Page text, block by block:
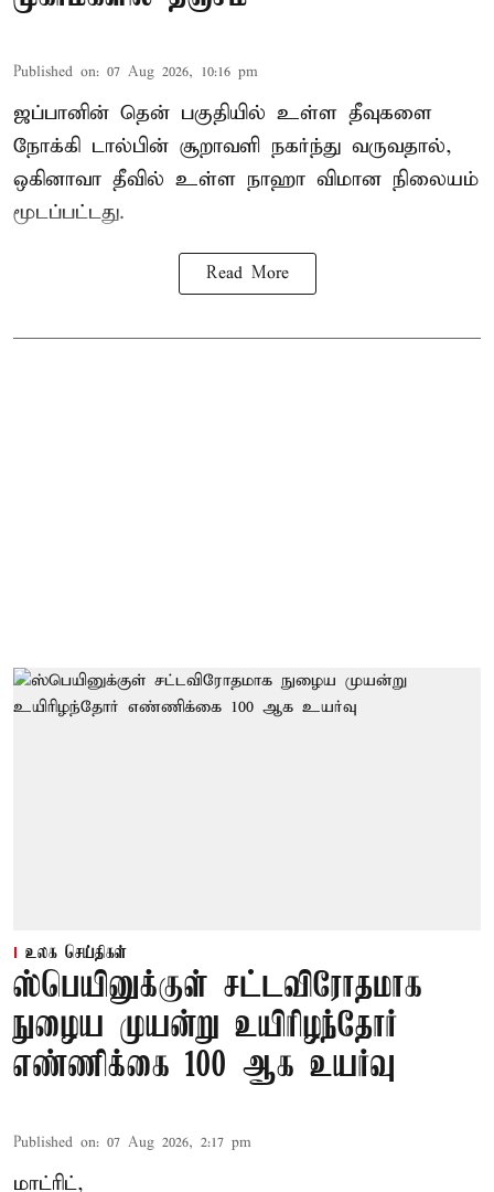
Published on: 07 Aug 2026, 10:16 pm
ஜப்பானின் தென் பகுதியில் உள்ள தீவுகளை
நோக்கி டால்பின் சூறாவளி நகர்ந்து வருவதால்,
ஒகினாவா தீவில் உள்ள நாஹா விமான நிலையம்
மூடப்பட்டது.
Read More
உலக செய்திகள்
ஸ்பெயினுக்குள் சட்டவிரோதமாக
நுழைய முயன்று உயிரிழந்தோர்
எண்ணிக்கை 100 ஆக உயர்வு
Published on: 07 Aug 2026, 2:17 pm
மாட்ரிட்,